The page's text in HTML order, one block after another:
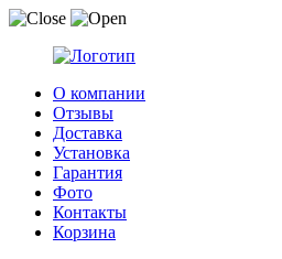
О компании
Отзывы
Доставка
Установка
Гарантия
Фото
Контакты
Корзина